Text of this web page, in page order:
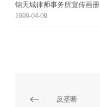
锦天城律师事务所宣传画册
1999-04-09
反垄断